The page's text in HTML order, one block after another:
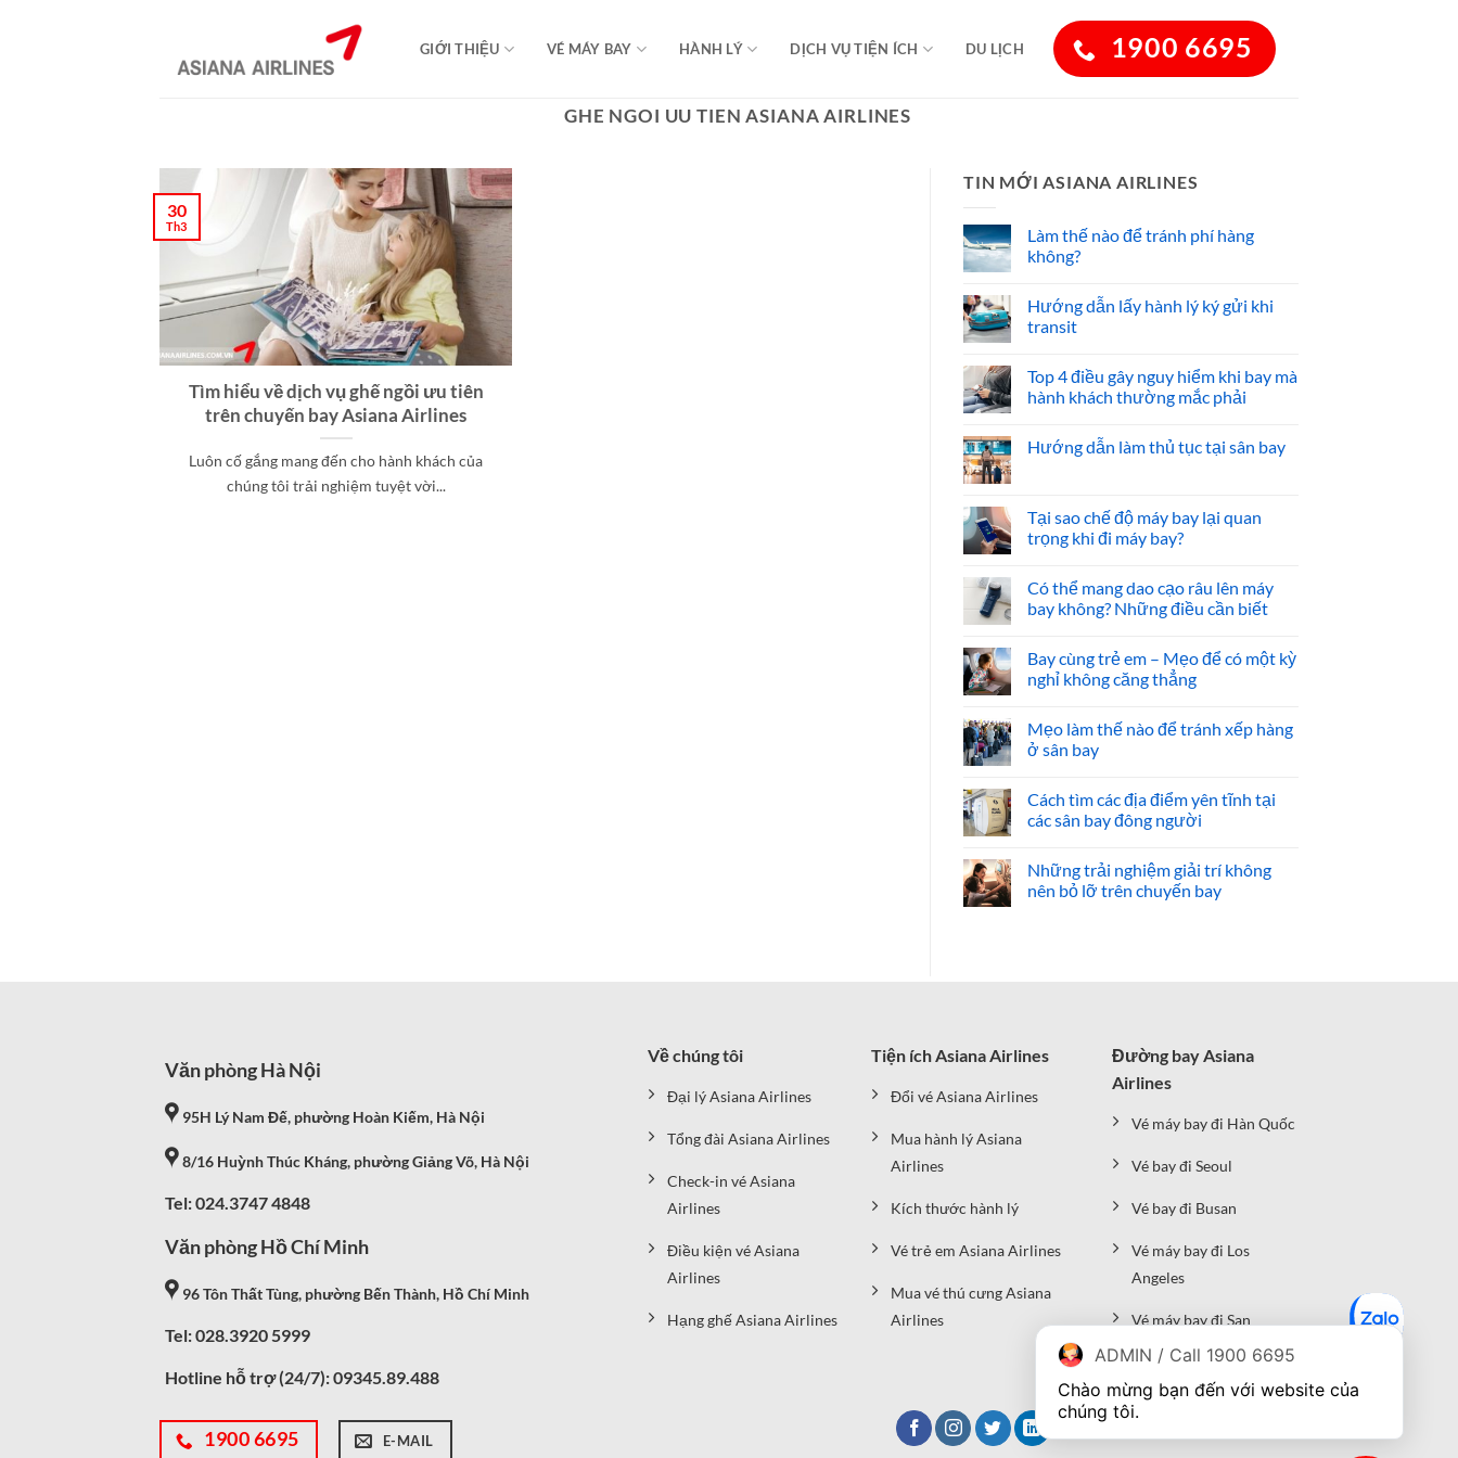
GIỚI THIỆU VÉ MÁY BAY HÀNH LÝ DỊCH VỤ TIỆN ÍCH DU LỊCH 1900 6695
GHE NGOI UU TIEN ASIANA AIRLINES
Tìm hiểu về dịch vụ ghế ngồi ưu tiên
trên chuyến bay Asiana Airlines
Luôn cố gắng mang đến cho hành khách của
chúng tôi trải nghiệm tuyệt vời...
30
Th3
TIN MỚI ASIANA AIRLINES
Làm thế nào để tránh phí hàng
không?
Hướng dẫn lấy hành lý ký gửi khi
transit
Top 4 điều gây nguy hiểm khi bay mà
hành khách thường mắc phải
Hướng dẫn làm thủ tục tại sân bay
Tại sao chế độ máy bay lại quan
trọng khi đi máy bay?
Có thể mang dao cạo râu lên máy
bay không? Những điều cần biết
Bay cùng trẻ em – Mẹo để có một kỳ
nghỉ không căng thẳng
Mẹo làm thế nào để tránh xếp hàng
ở sân bay
Cách tìm các địa điểm yên tĩnh tại
các sân bay đông người
Những trải nghiệm giải trí không
nên bỏ lỡ trên chuyến bay
Văn phòng Hà Nội
95H Lý Nam Đế, phường Hoàn Kiếm, Hà Nội
8/16 Huỳnh Thúc Kháng, phường Giảng Võ, Hà Nội
Tel: 024.3747 4848
Văn phòng Hồ Chí Minh
96 Tôn Thất Tùng, phường Bến Thành, Hồ Chí Minh
Tel: 028.3920 5999
Hotline hỗ trợ (24/7):09345.89.488
1900 6695 E-MAIL
Về chúng tôi
Đại lý Asiana Airlines
Tổng đài Asiana Airlines
Check-in vé Asiana
Airlines
Điều kiện vé Asiana
Airlines
Hạng ghế Asiana Airlines
Tiện ích Asiana Airlines
Đổi vé Asiana Airlines
Mua hành lý Asiana
Airlines
Kích thước hành lý
Vé trẻ em Asiana Airlines
Mua vé thú cưng Asiana
Airlines
Đường bay Asiana
Airlines
Vé máy bay đi Hàn Quốc
Vé bay đi Seoul
Vé bay đi Busan
Vé máy bay đi Los
Angeles
Vé máy bay đi San
Francisco
ADMIN / Call 1900 6695
Chào mừng bạn đến với website của
chúng tôi.